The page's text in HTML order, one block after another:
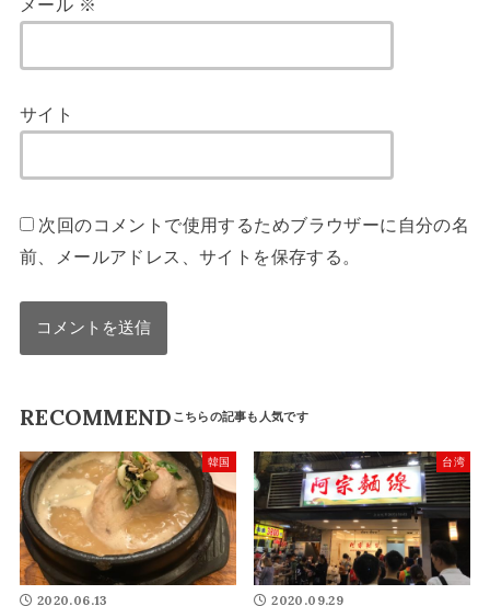
メール ※
サイト
次回のコメントで使用するためブラウザーに自分の名
前、メールアドレス、サイトを保存する。
RECOMMEND
韓国
2020.06.13
台湾
2020.09.29